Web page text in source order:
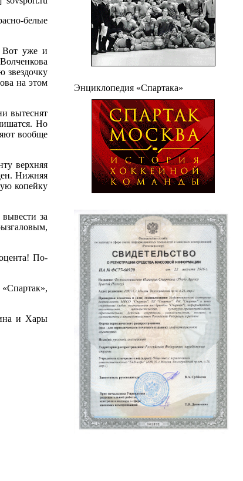
белые
Вот уже и
звездочку
на этом
вытеснят
Но
вообще
верхняя
Нижняя
копейку
за
По-
и Хары
Энциклопедия «Спартака»